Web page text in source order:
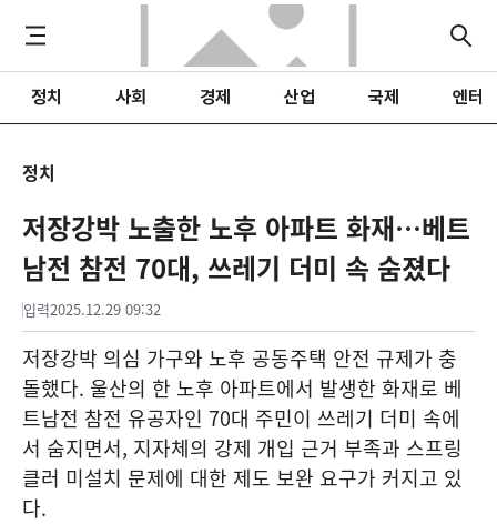
정치 사회 경제 산업 국제 엔터
정치
저장강박 노출한 노후 아파트 화재…베트
남전 참전 70대, 쓰레기 더미 속 숨졌다
입력2025.12.29 09:32
저장강박 의심 가구와 노후 공동주택 안전 규제가 충
돌했다. 울산의 한 노후 아파트에서 발생한 화재로 베
트남전 참전 유공자인 70대 주민이 쓰레기 더미 속에
서 숨지면서, 지자체의 강제 개입 근거 부족과 스프링
클러 미설치 문제에 대한 제도 보완 요구가 커지고 있
다.